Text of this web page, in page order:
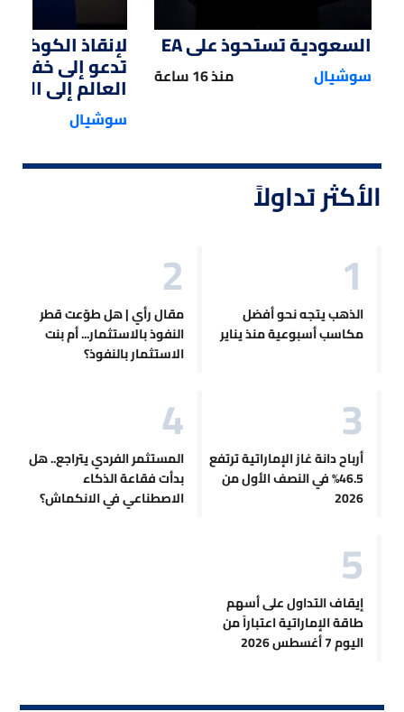
السعودية تستحوذ على EA
سوشيال منذ 16 ساعة
لإنقاذ
تدعو إلى
العالم إلى
سوشيال
الأكثر تداولاً
الذهب يتجه نحو أفضل
مكاسب أسبوعية منذ يناير
مقال رأي | هل طوّعت قطر
النفوذ بالاستثمار... أم بنت
الاستثمار بالنفوذ؟
أرباح دانة غاز الإماراتية ترتفع
46.5% في النصف الأول من
2026
المستثمر الفردي يتراجع.. هل
بدأت فقاعة الذكاء
الاصطناعي في الانكماش؟
إيقاف التداول على أسهم
طاقة الإماراتية اعتباراً من
اليوم 7 أغسطس 2026